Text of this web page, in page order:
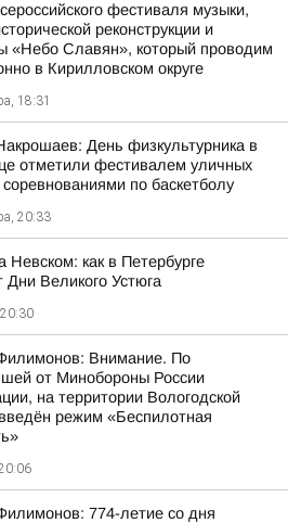
фестиваля музыки,
реконструкции и
«Небо Славян», который проводим
в Кирилловском округе
18:31
День физкультурника в
отметили фестивалем уличных
по баскетболу
20:33
Невском: как в Петербурге
Дни Великого Устюга
Внимание. По
от Минобороны России
на территории Вологодской
режим «Беспилотная
774-летие со дня